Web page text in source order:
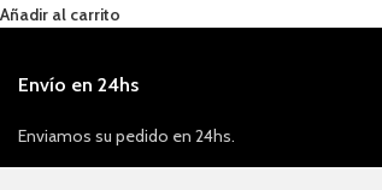
Añadir al carrito
Envío en 24hs
Enviamos su pedido en 24hs.